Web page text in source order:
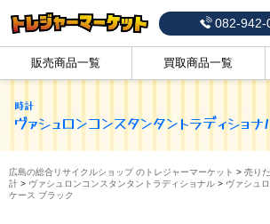
082-942-
販売商品一覧 買取商品一覧
時計
ヴァシュロンコンスタンタントラディショナ
広島の総合リサイクルショップ のトレジャーマーケット > 売り
計> ヴァシュロンコンスタンタントラディショナル> ヴァシュ
ケース ブラック